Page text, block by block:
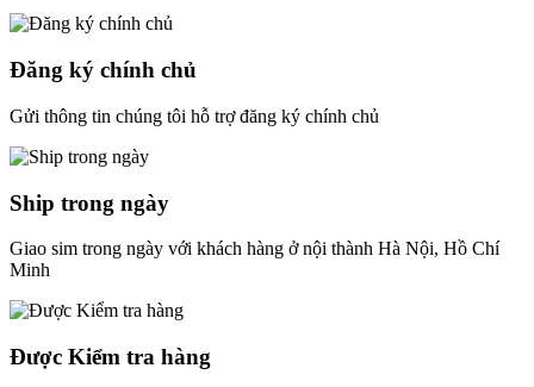
Đăng ký chính chủ
Gửi thông tin chúng tôi hỗ trợ đăng ký chính chủ
Ship trong ngày
Giao sim trong ngày với khách hàng ở nội thành Hà Nội, Hồ Chí
Minh
Được Kiểm tra hàng